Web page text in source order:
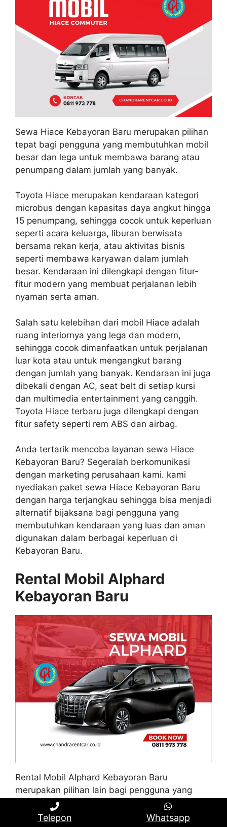
Sewa Hiace Kebayoran Baru merupakan pilihan
tepat bagi pengguna yang membutuhkan mobil
besar dan lega untuk membawa barang atau
penumpang dalam jumlah yang banyak.
Toyota Hiace merupakan kendaraan kategori
microbus dengan kapasitas daya angkut hingga
15 penumpang, sehingga cocok untuk keperluan
seperti acara keluarga, liburan berwisata
bersama rekan kerja, atau aktivitas bisnis
seperti membawa karyawan dalam jumlah
besar. Kendaraan ini dilengkapi dengan fitur-
fitur modern yang membuat perjalanan lebih
nyaman serta aman.
Salah satu kelebihan dari mobil Hiace adalah
ruang interiornya yang lega dan modern,
sehingga cocok dimanfaatkan untuk perjalanan
luar kota atau untuk mengangkut barang
dengan jumlah yang banyak. Kendaraan ini juga
dibekali dengan AC, seat belt di setiap kursi
dan multimedia entertainment yang canggih.
Toyota Hiace terbaru juga dilengkapi dengan
fitur safety seperti rem ABS dan airbag.
Anda tertarik mencoba layanan sewa Hiace
Kebayoran Baru? Segeralah berkomunikasi
dengan marketing perusahaan kami. kami
nyediakan paket sewa Hiace Kebayoran Baru
dengan harga terjangkau sehingga bisa menjadi
alternatif bijaksana bagi pengguna yang
membutuhkan kendaraan yang luas dan aman
digunakan dalam berbagai keperluan di
Kebayoran Baru.
Rental Mobil Alphard
Kebayoran Baru
Rental Mobil Alphard Kebayoran Baru
merupakan pilihan lain bagi pengguna yang
ingin merasakan kenyamanan dan kemewahan
ketika berpergian di Kebayoran Baru. Mobil ini
Telepon Whatsapp